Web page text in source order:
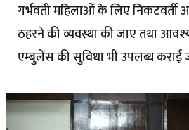
गर्भवती महिलाओं के लिए
ठहरने की व्यवस्था की जाए तथा
एम्बुलेंस की सुविधा भी उपलब्ध कराई